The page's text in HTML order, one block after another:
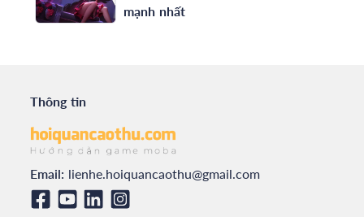
mạnh nhất
Thông tin
Email: lienhe.hoiquancaothu@gmail.com